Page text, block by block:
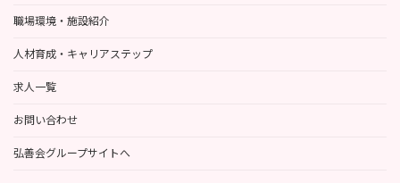
職場環境・施設紹介
人材育成・キャリアステップ
求人一覧
お問い合わせ
弘善会グループサイトへ